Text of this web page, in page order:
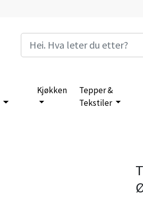
Kjøkken
Tepper &
Tekstiler